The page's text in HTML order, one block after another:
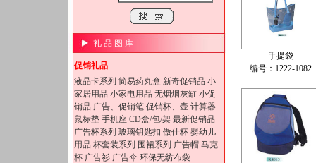
礼 品 图 库
促销礼品
液晶卡系列 简易药丸盒 新奇促销品 小
家居用品 小家电用品 无烟烟灰缸 小促
销品 广告、促销笔 促销杯、壶 计算器
鼠标垫 手机座 CD盒/包/架 最新促销品
广告杯系列 玻璃钥匙扣 傲仕杯 婴幼儿
用品 杯套装系列 围裙系列 广告帽 马克
杯 广告衫 广告伞 环保无纺布袋
手提袋
编号：1222-1082